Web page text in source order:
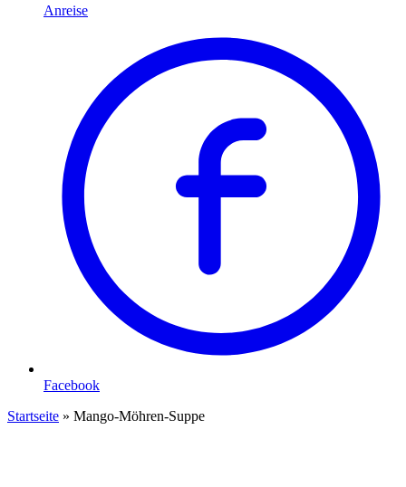
Anreise
Facebook
Startseite » Mango-Möhren-Suppe